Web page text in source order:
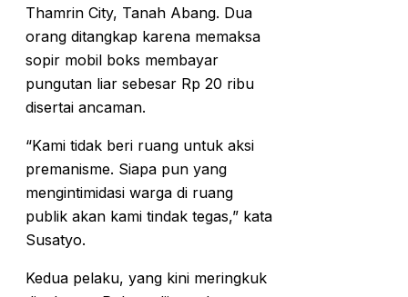
Thamrin City, Tanah Abang. Dua
orang ditangkap karena memaksa
sopir mobil boks membayar
pungutan liar sebesar Rp 20 ribu
disertai ancaman.
“Kami tidak beri ruang untuk aksi
premanisme. Siapa pun yang
mengintimidasi warga di ruang
publik akan kami tindak tegas,” kata
Susatyo.
Kedua pelaku, yang kini meringkuk